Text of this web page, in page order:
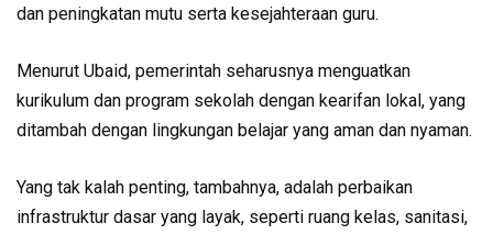
dan peningkatan mutu serta kesejahteraan guru.
Menurut Ubaid, pemerintah seharusnya menguatkan
kurikulum dan program sekolah dengan kearifan lokal, yang
ditambah dengan lingkungan belajar yang aman dan nyaman.
Yang tak kalah penting, tambahnya, adalah perbaikan
infrastruktur dasar yang layak, seperti ruang kelas, sanitasi,